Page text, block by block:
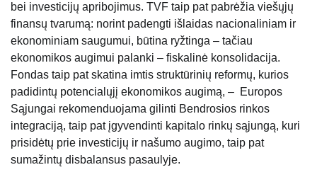
bei investicijų apribojimus. TVF taip pat pabrėžia viešųjų
finansų tvarumą: norint padengti išlaidas nacionaliniam ir
ekonominiam saugumui, būtina ryžtinga – tačiau
ekonomikos augimui palanki – fiskalinė konsolidacija.
Fondas taip pat skatina imtis struktūrinių reformų, kurios
padidintų potencialųjį ekonomikos augimą, – Europos
Sąjungai rekomenduojama gilinti Bendrosios rinkos
integraciją, taip pat įgyvendinti kapitalo rinkų sąjungą, kuri
prisidėtų prie investicijų ir našumo augimo, taip pat
sumažintų disbalansus pasaulyje.